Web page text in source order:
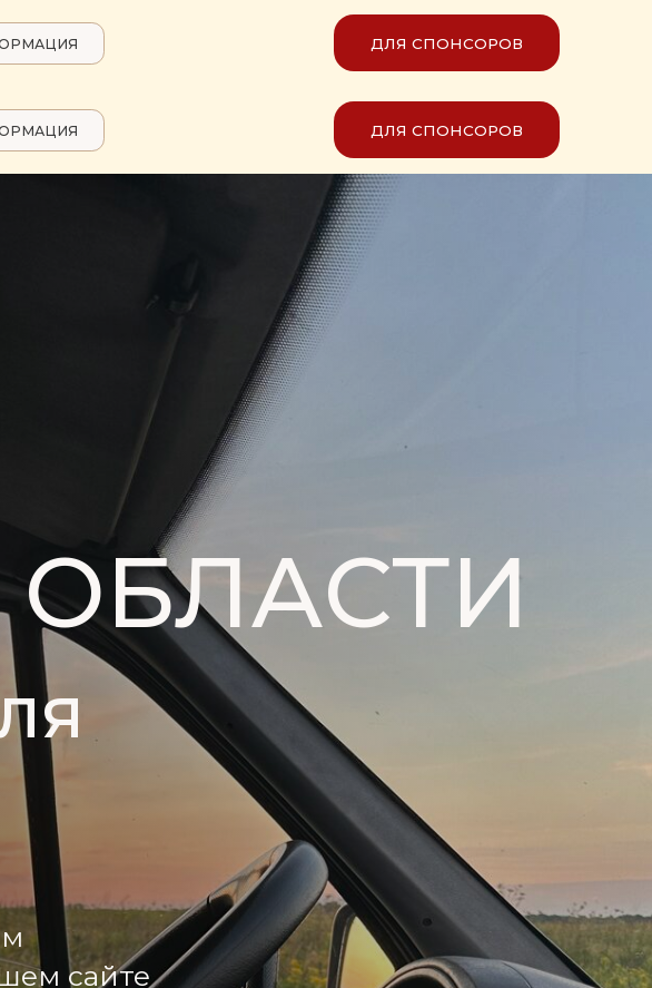
ДЛЯ СПОНСОРОВ
ДЛЯ СПОНСОРОВ
сайте